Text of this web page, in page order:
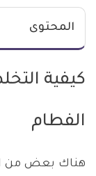
المحتوى
كيفية
الفطام
هناك بعض من